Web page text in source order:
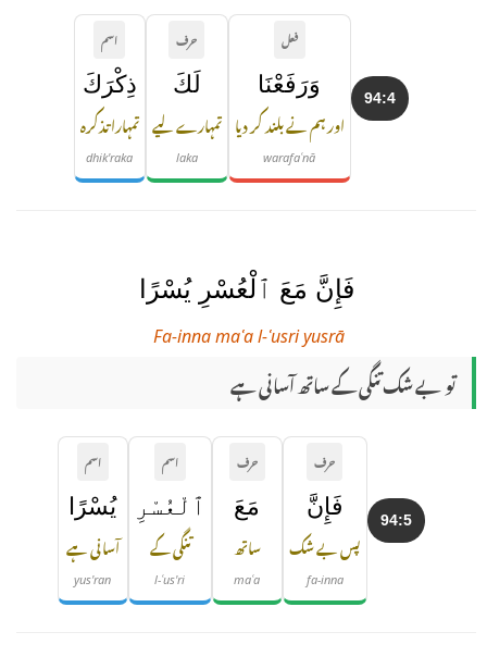
94:4
فعل
وَرَفَعْنَا
اور ہم نے بلند کر دیا
warafaʿnā
حرف
لَكَ
تمہارے لیے
laka
اسم
ذِكْرَكَ
تمہارا تذکرہ
dhik'raka
فَإِنَّ مَعَ ٱلْعُسْرِ يُسْرًا
Fa-inna maʿa l-ʿusri yusrā
تو بے شک تنگی کے ساتھ آسانی ہے
94:5
حرف
فَإِنَّ
پس بے شک
fa-inna
حرف
مَعَ
ساتھ
maʿa
اسم
ٱلْعُسْرِ
تنگی کے
l-ʿus'ri
اسم
يُسْرًا
آسانی ہے
yus'ran